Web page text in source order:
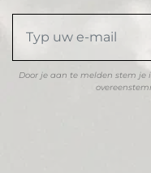
Door je aan te melden stem je